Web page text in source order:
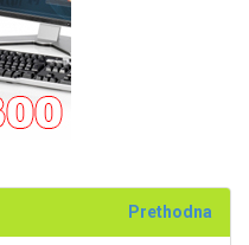
Prethodna